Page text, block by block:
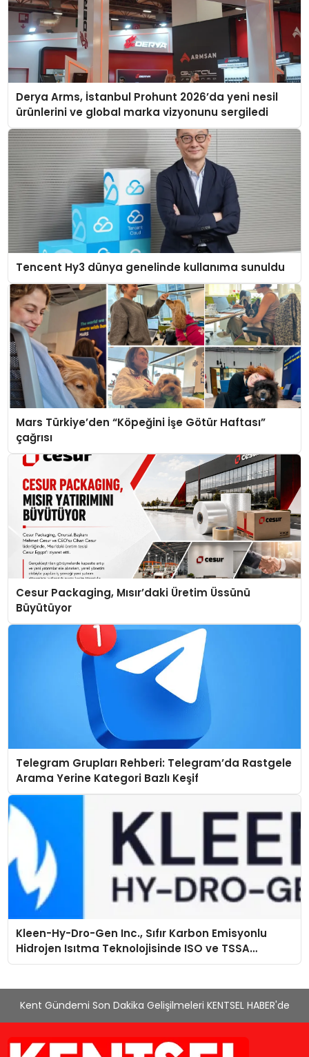
Derya Arms, İstanbul Prohunt 2026’da yeni nesil
ürünlerini ve global marka vizyonunu sergiledi
Tencent Hy3 dünya genelinde kullanıma sunuldu
Mars Türkiye’den “Köpeğini İşe Götür Haftası”
çağrısı
Cesur Packaging, Mısır’daki Üretim Üssünü
Büyütüyor
Telegram Grupları Rehberi: Telegram’da Rastgele
Arama Yerine Kategori Bazlı Keşif
Kleen-Hy-Dro-Gen Inc., Sıfır Karbon Emisyonlu
Hidrojen Isıtma Teknolojisinde ISO ve TSSA
Düzenleyici Onaylarını Aldı
Kent Gündemi Son Dakika Gelişilmeleri KENTSEL HABER'de